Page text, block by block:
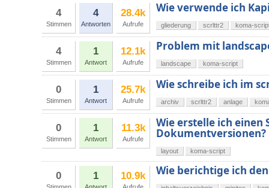
4
Stimmen
4
Antworten
28.4k
Aufrufe
Wie verwende ich
gliederung scrlttr2 koma-
4
Stimmen
1
Antwort
12.1k
Aufrufe
Problem mit
landscape koma-script
0
Stimmen
1
Antwort
25.7k
Aufrufe
Wie schreibe ich im
archiv scrlttr2 anlage
0
Stimmen
1
Antwort
11.3k
Aufrufe
Wie erstelle ich einen
Dokumentversionen?
layout koma-script
0 1 10.9k Wie berichtige ich